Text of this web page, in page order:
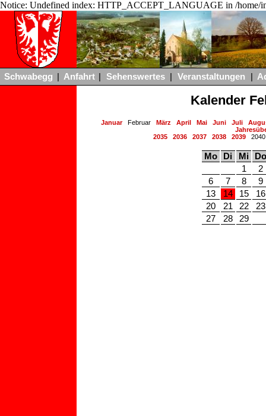
Notice: Undefined index: HTTP_ACCEPT_LANGUAGE in /home/
Schwabegg Anfahrt Sehenswertes Veranstaltungen
Kalender
JanuarFebruar März April Mai Juni Juli
2035
2036 2037 2038 2039
Mo Di Mi
Do
1
2
6
7 8
9
13
14 15
16
20
21 22
23
27
28 29